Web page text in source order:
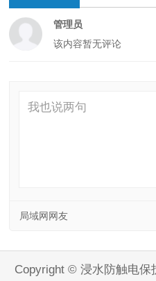
管理员
该内容暂无评论
局域网网友
Copyright © 浸水防触电保